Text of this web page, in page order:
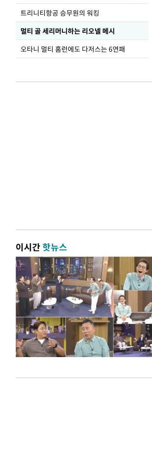
트리니티항공 승무원의 워킹
멀티 골 세리머니하는 리오넬 메시
오타니 멀티 홈런에도 다저스는 6연패
이시간핫뉴스